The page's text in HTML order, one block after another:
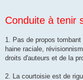
Conduite à tenir
1. Pas de propos
haine raciale,
droits d'auteurs et de la
2. La courtoisie est de